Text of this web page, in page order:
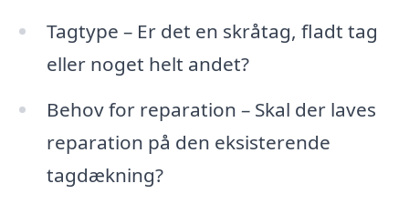
Tagtype – Er det en skråtag, fladt tag
eller noget helt andet?
Behov for reparation – Skal der laves
reparation på den eksisterende
tagdækning?